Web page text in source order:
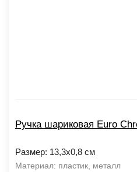
Ручка шариковая Euro
Размер: 13,3х0,8 см
Материал: пластик, металл